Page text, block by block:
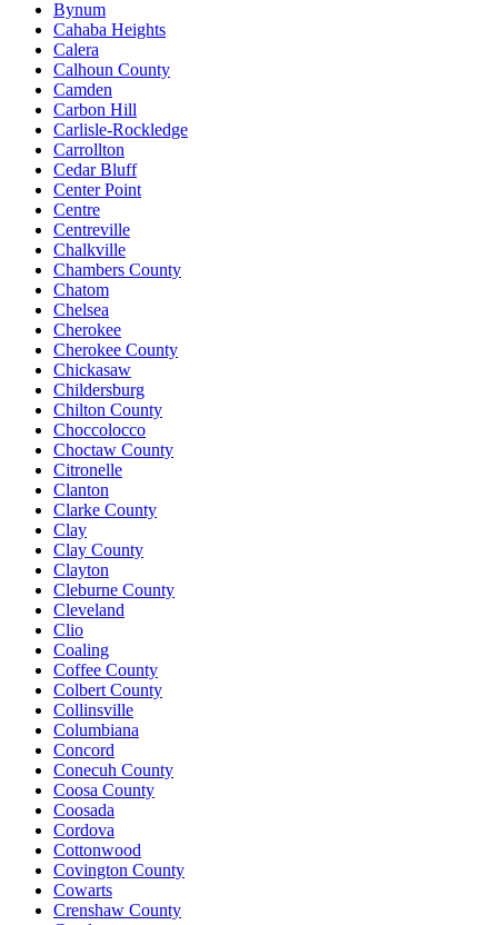
Bynum
Cahaba Heights
Calera
Calhoun County
Camden
Carbon Hill
Carlisle-Rockledge
Carrollton
Cedar Bluff
Center Point
Centre
Centreville
Chalkville
Chambers County
Chatom
Chelsea
Cherokee
Cherokee County
Chickasaw
Childersburg
Chilton County
Choccolocco
Choctaw County
Citronelle
Clanton
Clarke County
Clay
Clay County
Clayton
Cleburne County
Cleveland
Clio
Coaling
Coffee County
Colbert County
Collinsville
Columbiana
Concord
Conecuh County
Coosa County
Coosada
Cordova
Cottonwood
Covington County
Cowarts
Crenshaw County